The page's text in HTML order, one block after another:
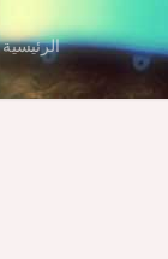
الرئيسية